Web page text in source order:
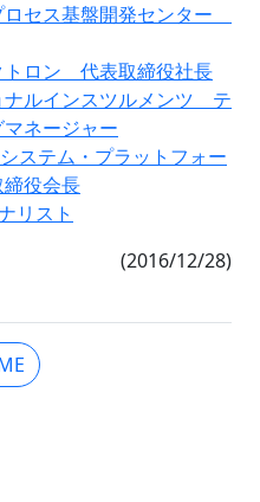
セス基盤開発センター
ロン 代表取締役社長
ルインスツルメンツ テ
ネージャー
テム・プラットフォー
役会長
スト
(2016/12/28)